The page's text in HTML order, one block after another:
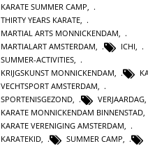
KARATE SUMMER CAMP
THIRTY YEARS KARATE
MARTIAL ARTS MONNICKENDAM
MARTIALART AMSTERDAM
ICHI
SUMMER-ACTIVITIES
KRIJGSKUNST MONNICKENDAM
VECHTSPORT AMSTERDAM,
SPORTENISGEZOND, VERJAARDAG,
KARATE MONNICKENDAM BINNENSTAD,
KARATE VERENIGING AMSTERDAM,
KARATEKID, SUMMER CAMP,